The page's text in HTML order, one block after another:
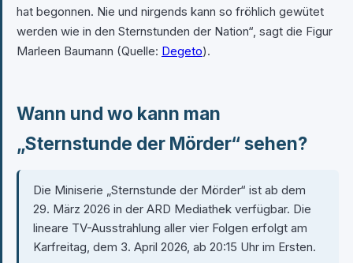
hat begonnen. Nie und nirgends kann so fröhlich gewütet
werden wie in den Sternstunden der Nation“, sagt die Figur
Marleen Baumann (Quelle: Degeto).
Wann und wo kann man
„Sternstunde der Mörder“ sehen?
Die Miniserie „Sternstunde der Mörder“ ist ab dem
29. März 2026 in der ARD Mediathek verfügbar. Die
lineare TV-Ausstrahlung aller vier Folgen erfolgt am
Karfreitag, dem 3. April 2026, ab 20:15 Uhr im Ersten.